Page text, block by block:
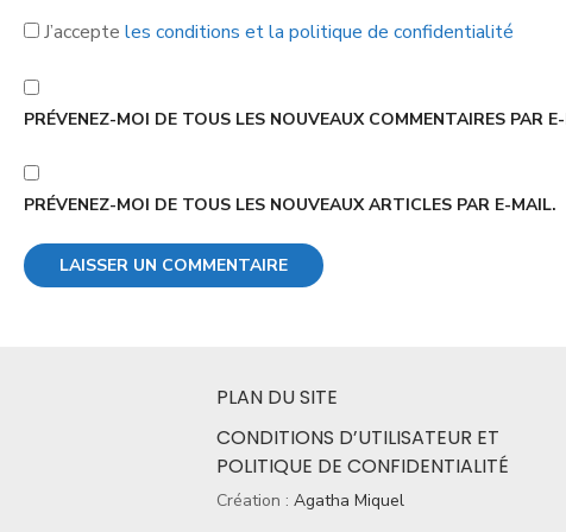
J’accepte les conditions et la politique de confidentialité
PRÉVENEZ-MOI DE TOUS LES NOUVEAUX COMMENTAIRES PAR
PRÉVENEZ-MOI DE TOUS LES NOUVEAUX ARTICLES PAR E-MAIL.
PLAN DU SITE
CONDITIONS D’UTILISATEUR ET
POLITIQUE DE CONFIDENTIALITÉ
Création : Agatha Miquel